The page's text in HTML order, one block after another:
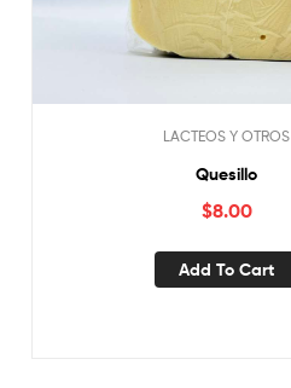
LACTEOS Y OTROS
Quesillo
$8.00
Add To Cart